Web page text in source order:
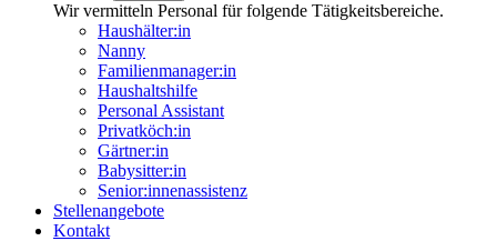
Wir vermitteln Personal für folgende Tätigkeitsbereiche.
Haushälter:in
Nanny
Familienmanager:in
Haushaltshilfe
Personal Assistant
Privatköch:in
Gärtner:in
Babysitter:in
Senior:innenassistenz
Stellenangebote
Kontakt